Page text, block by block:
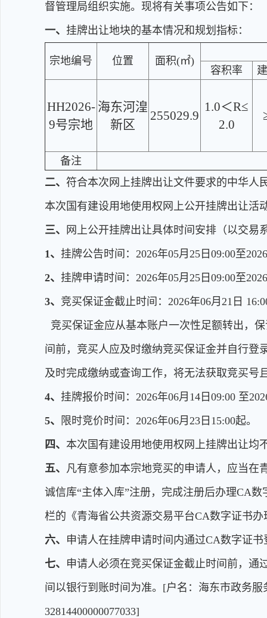
督管理局组织实施。现将有关事项公告如下：
一、 挂牌出让地块的基本情况和规划指标：
宗地编号 位置
面积(㎡)
容积率
HH2026-
9号宗地
海东河湟
新区
255029.9
1.0＜R≤
2.0
备注
二、 符合本次网上挂牌出让文件要求的中华人
本次国有建设用地使用权网上公开挂牌出让活
三、
网上公开挂牌出让具体时间安排（以交易
1、 挂牌公告时间：2026年05月25日09:00至
2、 挂牌申请时间：2026年05月25日09:00至
3、 竞买保证金截止时间：2026年06月21日
竞买保证金应从基本账户一次性足额转出，
间前，竞买人应及时缴纳竞买保证金并自行登
及时完成缴纳或查询工作，将无法获取竞买号
4、 挂牌报价时间：2026年06月14日09:00 至
5、
限时竞价时间：2026年06月23日15:00起。
四、 本次国有建设用地使用权网上挂牌出让均
五、 凡有意参加本宗地竞买的申请人，应当在
诚信库“主体入库”注册，完成注册后办理CA
栏的《青海省公共资源交易平台CA数字证书办
六、 申请人在挂牌申请时间内通过CA数字证
七、 申请人必须在竞买保证金截止时间前，通
间以银行到账时间为准。[户名：海东市政务
32814400000077033]